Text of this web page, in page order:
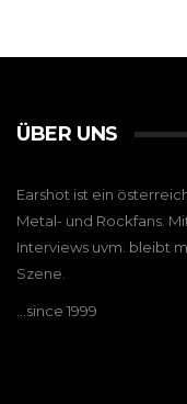
ÜBER UNS
Earshot ist ein
Metal- und Rockfans.
Interviews uvm. bleibt
Szene.
…since 1999